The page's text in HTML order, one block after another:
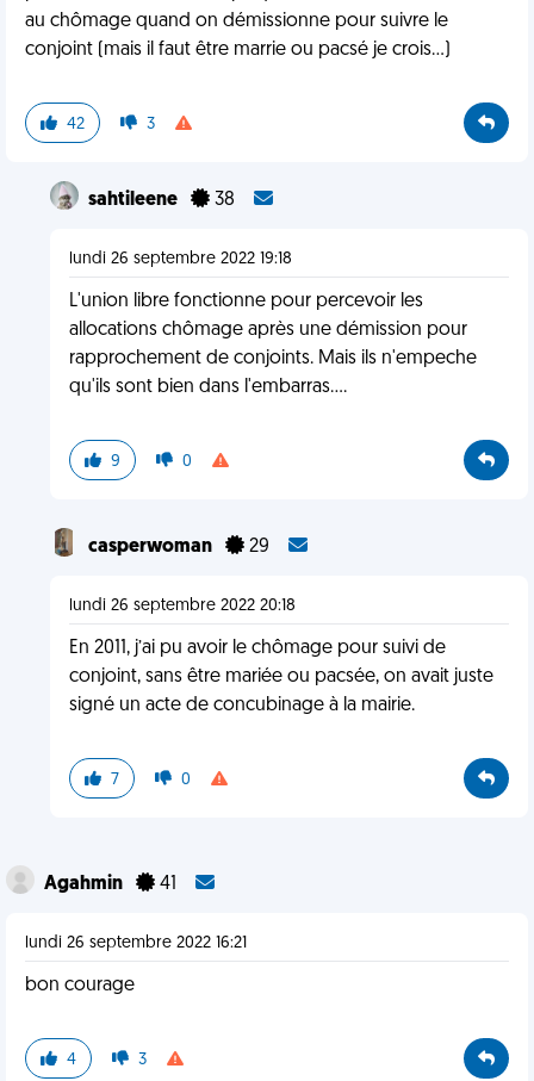
au chômage quand on démissionne pour suivre le
conjoint (mais il faut être marrie ou pacsé je crois...)
42 3
sahtileene 38
lundi 26 septembre 2022 19:18
L'union libre fonctionne pour percevoir les
allocations chômage après une démission pour
rapprochement de conjoints. Mais ils n'empeche
qu'ils sont bien dans l'embarras....
9 0
casperwoman 29
lundi 26 septembre 2022 20:18
En 2011, j’ai pu avoir le chômage pour suivi de
conjoint, sans être mariée ou pacsée, on avait juste
signé un acte de concubinage à la mairie.
7 0
Agahmin 41
lundi 26 septembre 2022 16:21
bon courage
4 3